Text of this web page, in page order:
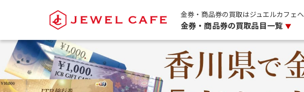
金券・商品券の買取はジュエルカフェへ
金券・商品券の買取品目一覧